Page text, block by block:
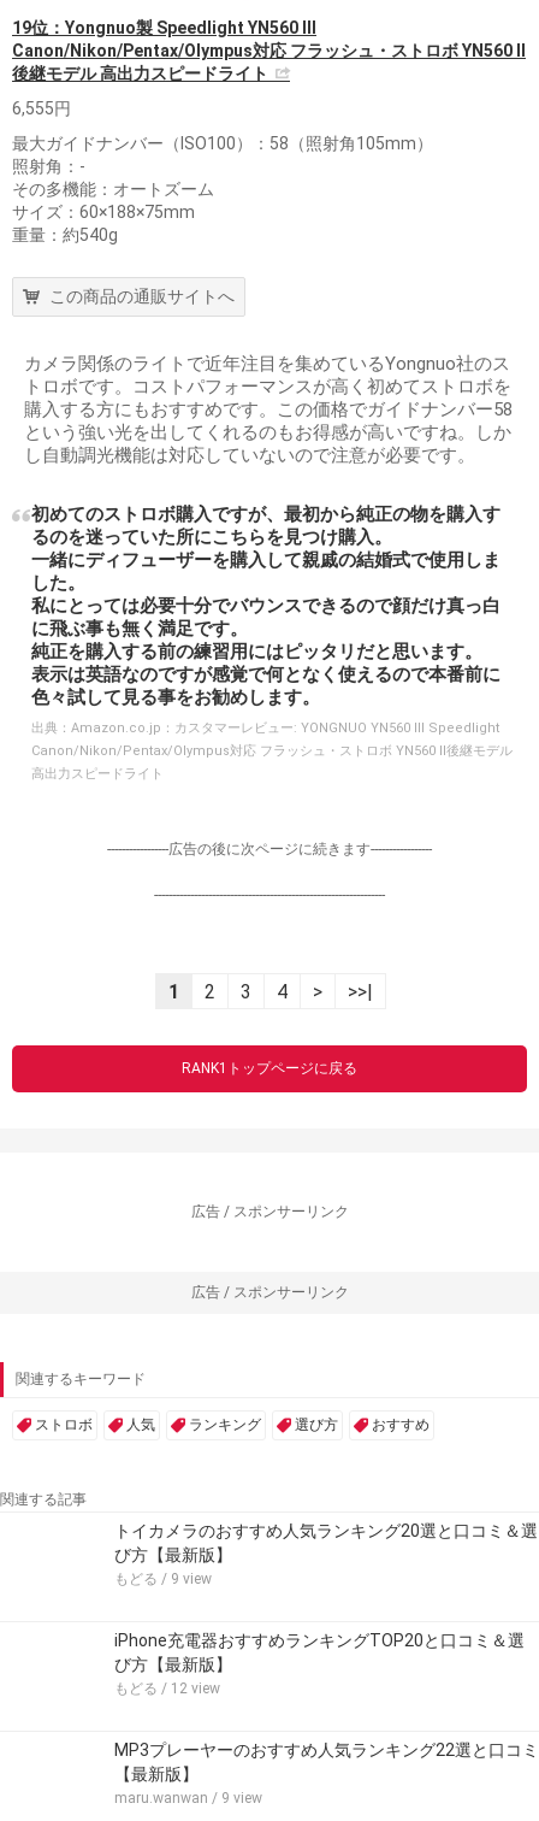
19位：Yongnuo製 Speedlight YN560 III
Canon/Nikon/Pentax/Olympus対応 フラッシュ・ストロボ YN560 II
後継モデル 高出力スピードライト
6,555円
最大ガイドナンバー（ISO100）：58（照射角105mm）
照射角：-
その多機能：オートズーム
サイズ：60×188×75mm
重量：約540g
この商品の通販サイトへ
カメラ関係のライトで近年注目を集めているYongnuo社のス
トロボです。コストパフォーマンスが高く初めてストロボを
購入する方にもおすすめです。この価格でガイドナンバー58
という強い光を出してくれるのもお得感が高いですね。しか
し自動調光機能は対応していないので注意が必要です。
初めてのストロボ購入ですが、最初から純正の物を購入す
るのを迷っていた所にこちらを見つけ購入。
一緒にディフューザーを購入して親戚の結婚式で使用しま
した。
私にとっては必要十分でバウンスできるので顔だけ真っ白
に飛ぶ事も無く満足です。
純正を購入する前の練習用にはピッタリだと思います。
表示は英語なのですが感覚で何となく使えるので本番前に
色々試して見る事をお勧めします。
出典： Amazon.co.jp：カスタマーレビュー: YONGNUO YN560 III Speedlight
Canon/Nikon/Pentax/Olympus対応 フラッシュ・ストロボ YN560 II後継モデル
高出力スピードライト
-----------------広告の後に次ページに続きます-----------------
----------------------------------------------------------------
1 2 3 4 > >>|
RANK1トップページに戻る
広告 / スポンサーリンク
広告 / スポンサーリンク
関連するキーワード
ストロボ 人気 ランキング 選び方 おすすめ
関連する記事
トイカメラのおすすめ人気ランキング20選と口コミ＆選
び方【最新版】
もどる / 9 view
iPhone充電器おすすめランキングTOP20と口コミ＆選
び方【最新版】
もどる / 12 view
MP3プレーヤーのおすすめ人気ランキング22選と口コミ
【最新版】
maru.wanwan / 9 view